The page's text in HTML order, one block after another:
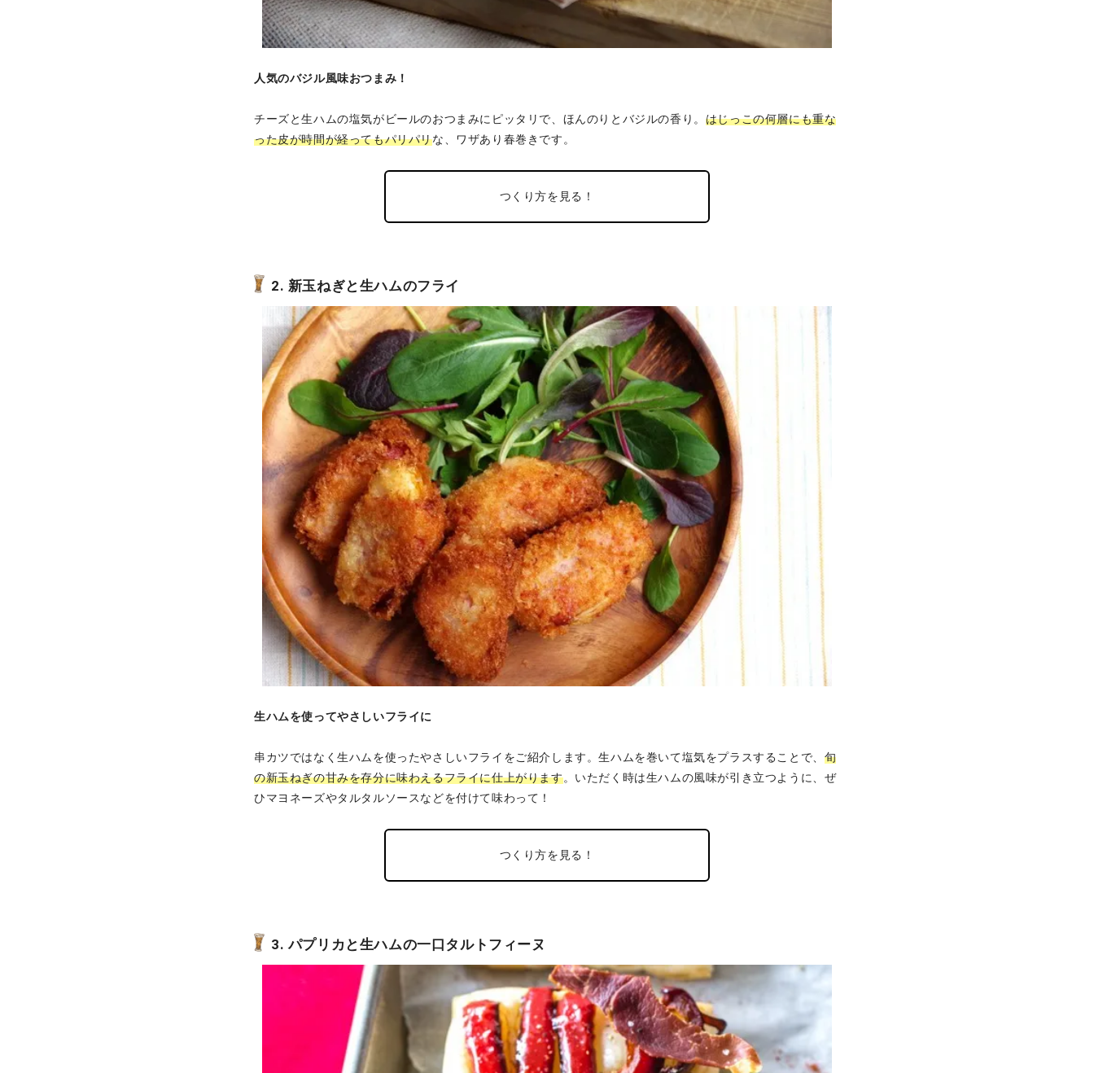
人気のバジル風味おつまみ！
チーズと生ハムの塩気がビールのおつまみにピッタリで、ほんのりとバジルの香り。 はじっこの何層にも重な
った皮が時間が経ってもパリパリな、ワザあり春巻きです。
つくり方を見る！
2. 新玉ねぎと生ハムのフライ
生ハムを使ってやさしいフライに
串カツではなく生ハムを使ったやさしいフライをご紹介します。生ハムを巻いて塩気をプラスすることで、 旬
の新玉ねぎの甘みを存分に味わえるフライに仕上がります。いただく時は生ハムの風味が引き立つように、ぜ
ひマヨネーズやタルタルソースなどを付けて味わって！
つくり方を見る！
3. パプリカと生ハムの一口タルトフィーヌ